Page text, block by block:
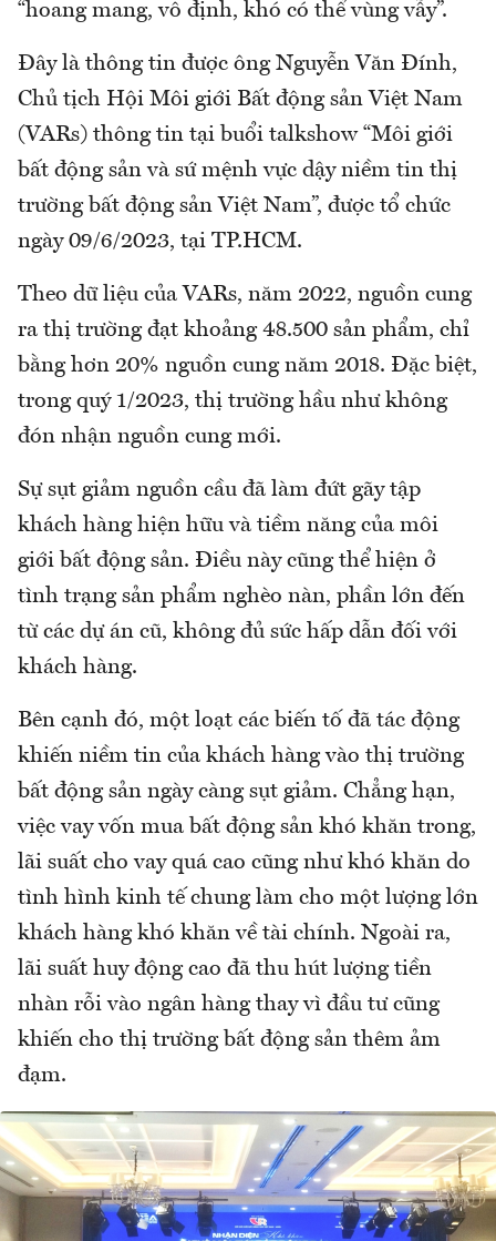
“hoang mang, vô định, khó có thể vùng vẫy”.
Đây là thông tin được ông Nguyễn Văn Đính,
Chủ tịch Hội Môi giới Bất động sản Việt Nam
(VARs) thông tin tại buổi talkshow “Môi giới
bất động sản và sứ mệnh vực dậy niềm tin thị
trường bất động sản Việt Nam”, được tổ chức
ngày 09/6/2023, tại TP.HCM.
Theo dữ liệu của VARs, năm 2022, nguồn cung
ra thị trường đạt khoảng 48.500 sản phẩm, chỉ
bằng hơn 20% nguồn cung năm 2018. Đặc biệt,
trong quý 1/2023, thị trường hầu như không
đón nhận nguồn cung mới.
Sự sụt giảm nguồn cầu đã làm đứt gãy tập
khách hàng hiện hữu và tiềm năng của môi
giới bất động sản. Điều này cũng thể hiện ở
tình trạng sản phẩm nghèo nàn, phần lớn đến
từ các dự án cũ, không đủ sức hấp dẫn đối với
khách hàng.
Bên cạnh đó, một loạt các biến tố đã tác động
khiến niềm tin của khách hàng vào thị trường
bất động sản ngày càng sụt giảm. Chẳng hạn,
việc vay vốn mua bất động sản khó khăn trong,
lãi suất cho vay quá cao cũng như khó khăn do
tình hình kinh tế chung làm cho một lượng lớn
khách hàng khó khăn về tài chính. Ngoài ra,
lãi suất huy động cao đã thu hút lượng tiền
nhàn rỗi vào ngân hàng thay vì đầu tư cũng
khiến cho thị trường bất động sản thêm ảm
đạm.